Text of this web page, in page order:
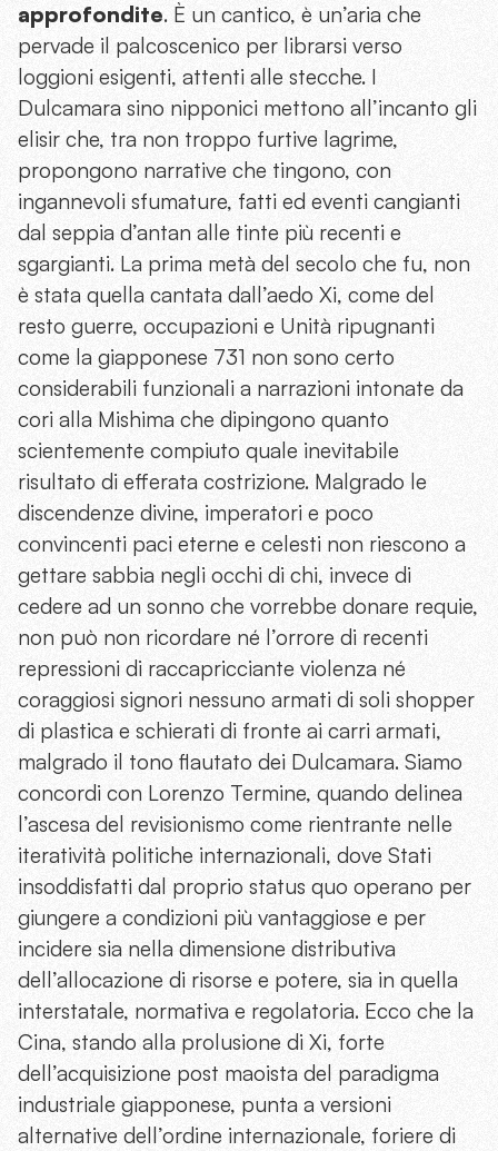
approfondite. È un cantico, è un’aria che
pervade il palcoscenico per librarsi verso
loggioni esigenti, attenti alle stecche. I
Dulcamara sino nipponici mettono all’incanto gli
elisir che, tra non troppo furtive lagrime,
propongono narrative che tingono, con
ingannevoli sfumature, fatti ed eventi cangianti
dal seppia d’antan alle tinte più recenti e
sgargianti. La prima metà del secolo che fu, non
è stata quella cantata dall’aedo Xi, come del
resto guerre, occupazioni e Unità ripugnanti
come la giapponese 731 non sono certo
considerabili funzionali a narrazioni intonate da
cori alla Mishima che dipingono quanto
scientemente compiuto quale inevitabile
risultato di efferata costrizione. Malgrado le
discendenze divine, imperatori e poco
convincenti paci eterne e celesti non riescono a
gettare sabbia negli occhi di chi, invece di
cedere ad un sonno che vorrebbe donare requie,
non può non ricordare né l’orrore di recenti
repressioni di raccapricciante violenza né
coraggiosi signori nessuno armati di soli shopper
di plastica e schierati di fronte ai carri armati,
malgrado il tono flautato dei Dulcamara. Siamo
concordi con Lorenzo Termine, quando delinea
l’ascesa del revisionismo come rientrante nelle
iteratività politiche internazionali, dove Stati
insoddisfatti dal proprio status quo operano per
giungere a condizioni più vantaggiose e per
incidere sia nella dimensione distributiva
dell’allocazione di risorse e potere, sia in quella
interstatale, normativa e regolatoria. Ecco che la
Cina, stando alla prolusione di Xi, forte
dell’acquisizione post maoista del paradigma
industriale giapponese, punta a versioni
alternative dell’ordine internazionale, foriere di